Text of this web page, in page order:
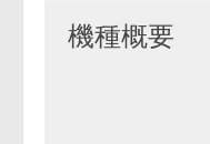
機種概要